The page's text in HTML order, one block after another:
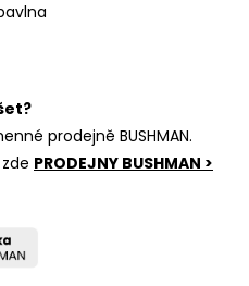
prodejně BUSHMAN.
PRODEJNY BUSHMAN >